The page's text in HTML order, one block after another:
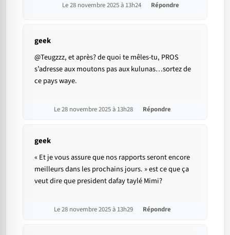
Le 28 novembre 2025 à 13h24 Répondre
geek
@Teugzzz, et après? de quoi te mêles-tu, PROS
s’adresse aux moutons pas aux kulunas…sortez de
ce pays waye.
Le 28 novembre 2025 à 13h28 Répondre
geek
« Et je vous assure que nos rapports seront encore
meilleurs dans les prochains jours. » est ce que ça
veut dire que president dafay taylé Mimi?
Le 28 novembre 2025 à 13h29 Répondre